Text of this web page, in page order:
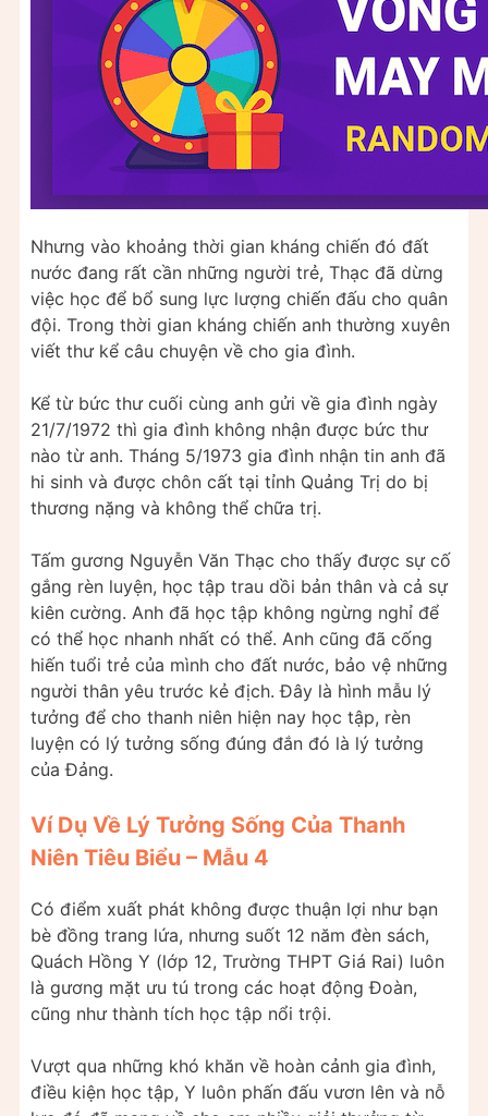
Nhưng vào khoảng thời gian kháng chiến đó đất
nước đang rất cần những người trẻ, Thạc đã dừng
việc học để bổ sung lực lượng chiến đấu cho quân
đội. Trong thời gian kháng chiến anh thường xuyên
viết thư kể câu chuyện về cho gia đình.
Kể từ bức thư cuối cùng anh gửi về gia đình ngày
21/7/1972 thì gia đình không nhận được bức thư
nào từ anh. Tháng 5/1973 gia đình nhận tin anh đã
hi sinh và được chôn cất tại tỉnh Quảng Trị do bị
thương nặng và không thể chữa trị.
Tấm gương Nguyễn Văn Thạc cho thấy được sự cố
gắng rèn luyện, học tập trau dồi bản thân và cả sự
kiên cường. Anh đã học tập không ngừng nghỉ để
có thể học nhanh nhất có thể. Anh cũng đã cống
hiến tuổi trẻ của mình cho đất nước, bảo vệ những
người thân yêu trước kẻ địch. Đây là hình mẫu lý
tưởng để cho thanh niên hiện nay học tập, rèn
luyện có lý tưởng sống đúng đắn đó là lý tưởng
của Đảng.
Ví Dụ Về Lý Tưởng Sống Của Thanh
Niên Tiêu Biểu – Mẫu 4
Có điểm xuất phát không được thuận lợi như bạn
bè đồng trang lứa, nhưng suốt 12 năm đèn sách,
Quách Hồng Y (lớp 12, Trường THPT Giá Rai) luôn
là gương mặt ưu tú trong các hoạt động Đoàn,
cũng như thành tích học tập nổi trội.
Vượt qua những khó khăn về hoàn cảnh gia đình,
điều kiện học tập, Y luôn phấn đấu vươn lên và nỗ